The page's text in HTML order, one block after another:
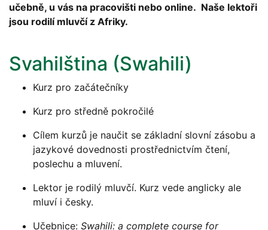
učebně, u vás na pracovišti nebo online. Naše lektoři
jsou rodilí mluvčí z Afriky.
Svahilština (Swahili)
Kurz pro začátečníky
Kurz pro středně pokročilé
Cílem kurzů je naučit se základní slovní zásobu a
jazykové dovednosti prostřednictvím čtení,
poslechu a mluvení.
Lektor je rodilý mluvčí. Kurz vede anglicky ale
mluví i česky.
Učebnice: Swahili: a complete course for